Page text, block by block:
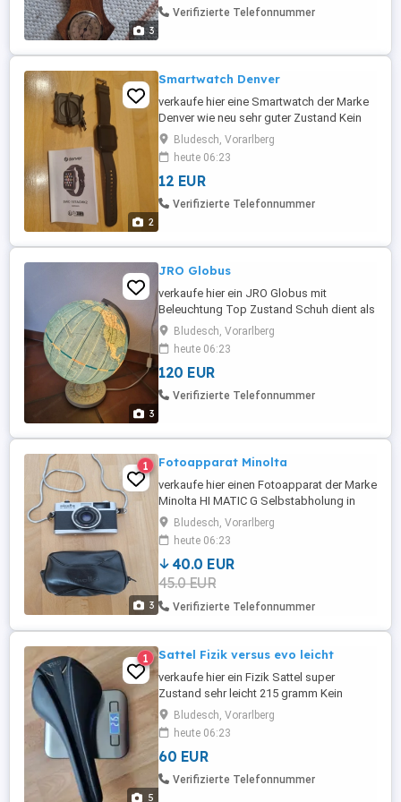
3
Verifizierte Telefonnummer
2
Smartwatch Denver
verkaufe hier eine Smartwatch der Marke
Denver wie neu sehr guter Zustand Kein
Versand Selbstabholung in Bludesch Dies
ist ein Privatverkauf daher keine Garantie,
Rückgabe oder Gewährleistung
Bludesch, Vorarlberg
heute 06:23
12 EUR
Verifizierte Telefonnummer
3
JRO Globus
verkaufe hier ein JRO Globus mit
Beleuchtung Top Zustand Schuh dient als
Größenvergleich kein Versand nur
Selbstabholung in Bürs oder Bludesch
dies ist ein Privatverkauf daher keine
Garantie,Gewährleistung oder Rückgabe
Bludesch, Vorarlberg
heute 06:23
120 EUR
Verifizierte Telefonnummer
3
1 Fotoapparat Minolta
verkaufe hier einen Fotoapparat der Marke
Minolta HI MATIC G Selbstabholung in
Bludesch kein Versand Dies ist ein
Privatverkauf daher keine Garantie,
Gewährleistung oder Rückgabe
Bludesch, Vorarlberg
heute 06:23
40.0 EUR
45.0 EUR
Verifizierte Telefonnummer
5
1 Sattel Fizik versus evo leicht
verkaufe hier ein Fizik Sattel super
Zustand sehr leicht 215 gramm Kein
Versand nur Selbstabholung in Bludesch
Dies ist ein Privatverkauf daher keine
Garantie, Gewährleistung oder Rückgabe
Bludesch, Vorarlberg
heute 06:23
60 EUR
Verifizierte Telefonnummer